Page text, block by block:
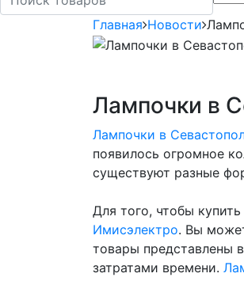
Главная Новости
Лампочки в
Лампочки в
появилось огромное
существуют разные
Для того, чтобы
Имисэлектро. Вы
товары представлены
затратами времени.